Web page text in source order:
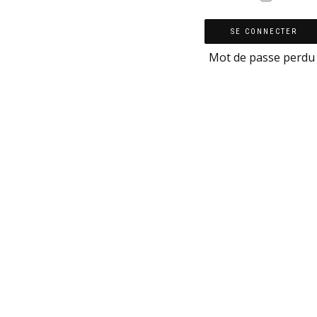
SE CONNECTER
Mot de passe perdu